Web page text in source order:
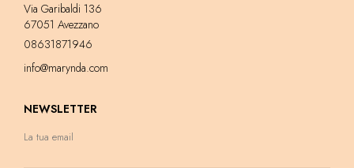
Via Garibaldi 136
67051 Avezzano
08631871946
info@marynda.com
NEWSLETTER